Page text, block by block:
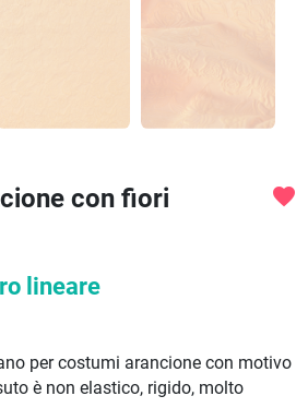
con fiori favorite
lineare
per costumi arancione con motivo
è non elastico, rigido, molto